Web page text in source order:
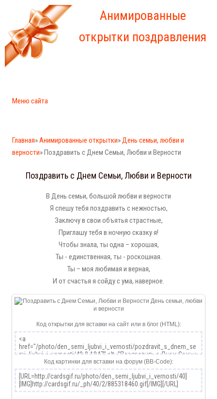
Анимированные
открытки поздравления
Меню сайта
Главная»Анимированные открытки»День семьи, любви и
верности» Поздравить с Днем Семьи, Любви и Верности
Поздравить с Днем Семьи, Любви и Верности
В День семьи, большой любви и верности
Я спешу тебя поздравить с нежностью,
Заключу в свои объятья страстные,
Приглашу тебя в ночную сказку я!
Чтобы знала, ты одна – хорошая,
Ты - единственная, ты - роскошная.
Ты – моя любимая и верная,
И от счастья я сойду с ума, наверное.
Код открытки для вставки на сайт или в блог (HTML):
Код картинки для вставки на форум (BB-Code):